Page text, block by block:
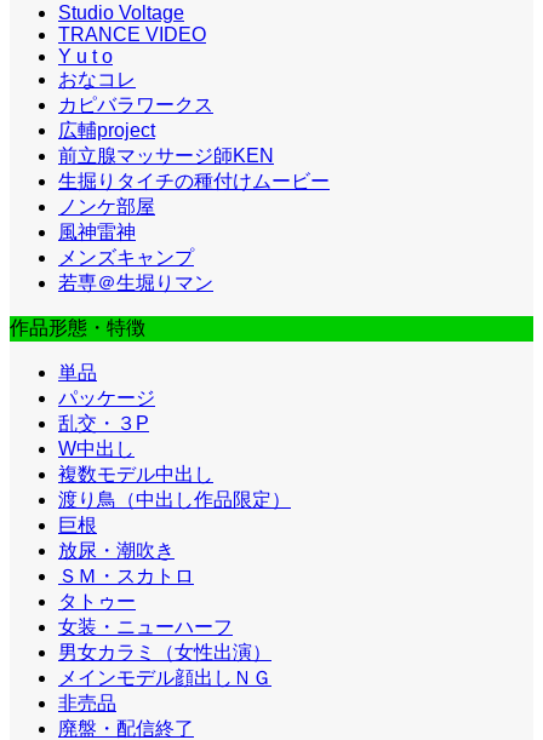
Studio Voltage
TRANCE VIDEO
Y u t o
おなコレ
カピバラワークス
広輔project
前立腺マッサージ師KEN
生掘りタイチの種付けムービー
ノンケ部屋
風神雷神
メンズキャンプ
若専＠生堀りマン
作品形態・特徴
単品
パッケージ
乱交・３P
W中出し
複数モデル中出し
渡り鳥（中出し作品限定）
巨根
放尿・潮吹き
ＳＭ・スカトロ
タトゥー
女装・ニューハーフ
男女カラミ（女性出演）
メインモデル顔出しＮＧ
非売品
廃盤・配信終了